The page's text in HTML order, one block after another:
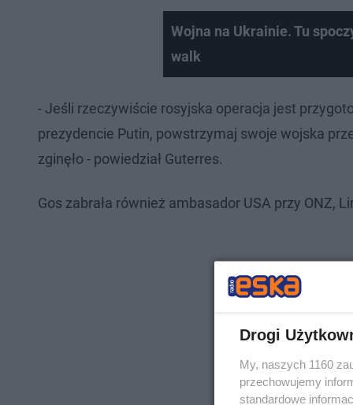
Wojna na Ukrainie. Tu
walk
- Jeśli rzeczywiście rosyjska operacja jest
prezydencie Putin, powstrzymaj swoje wojska
zginęło - powiedział Guterres.
Gos zabrała również ambasador USA przy ONZ,
Drogi
My, naszych 1160
przechowujemy
standardowe